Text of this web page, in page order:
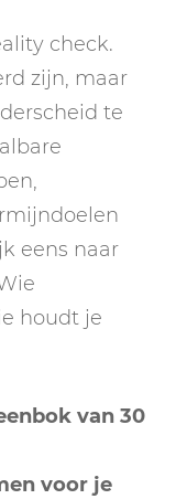
check.
zijn, maar
te
eens naar
houdt je
van 30
voor je